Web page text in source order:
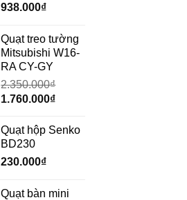
Giá
là:
1.350.000₫.
938.000₫Giá
tại
là:
938.000₫.
Quạt treo tường
Mitsubishi W16-
RA CY-GY
2.350.000₫
Giá
là:
2.350.000₫.
1.760.000₫Giá
tại
Quạt hộp Senko
BD230
230.000₫
Quạt bàn mini